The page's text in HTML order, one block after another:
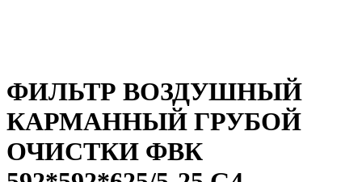
ФИЛЬТР ВОЗДУШНЫЙ
КАРМАННЫЙ ГРУБОЙ
ОЧИСТКИ ФВК